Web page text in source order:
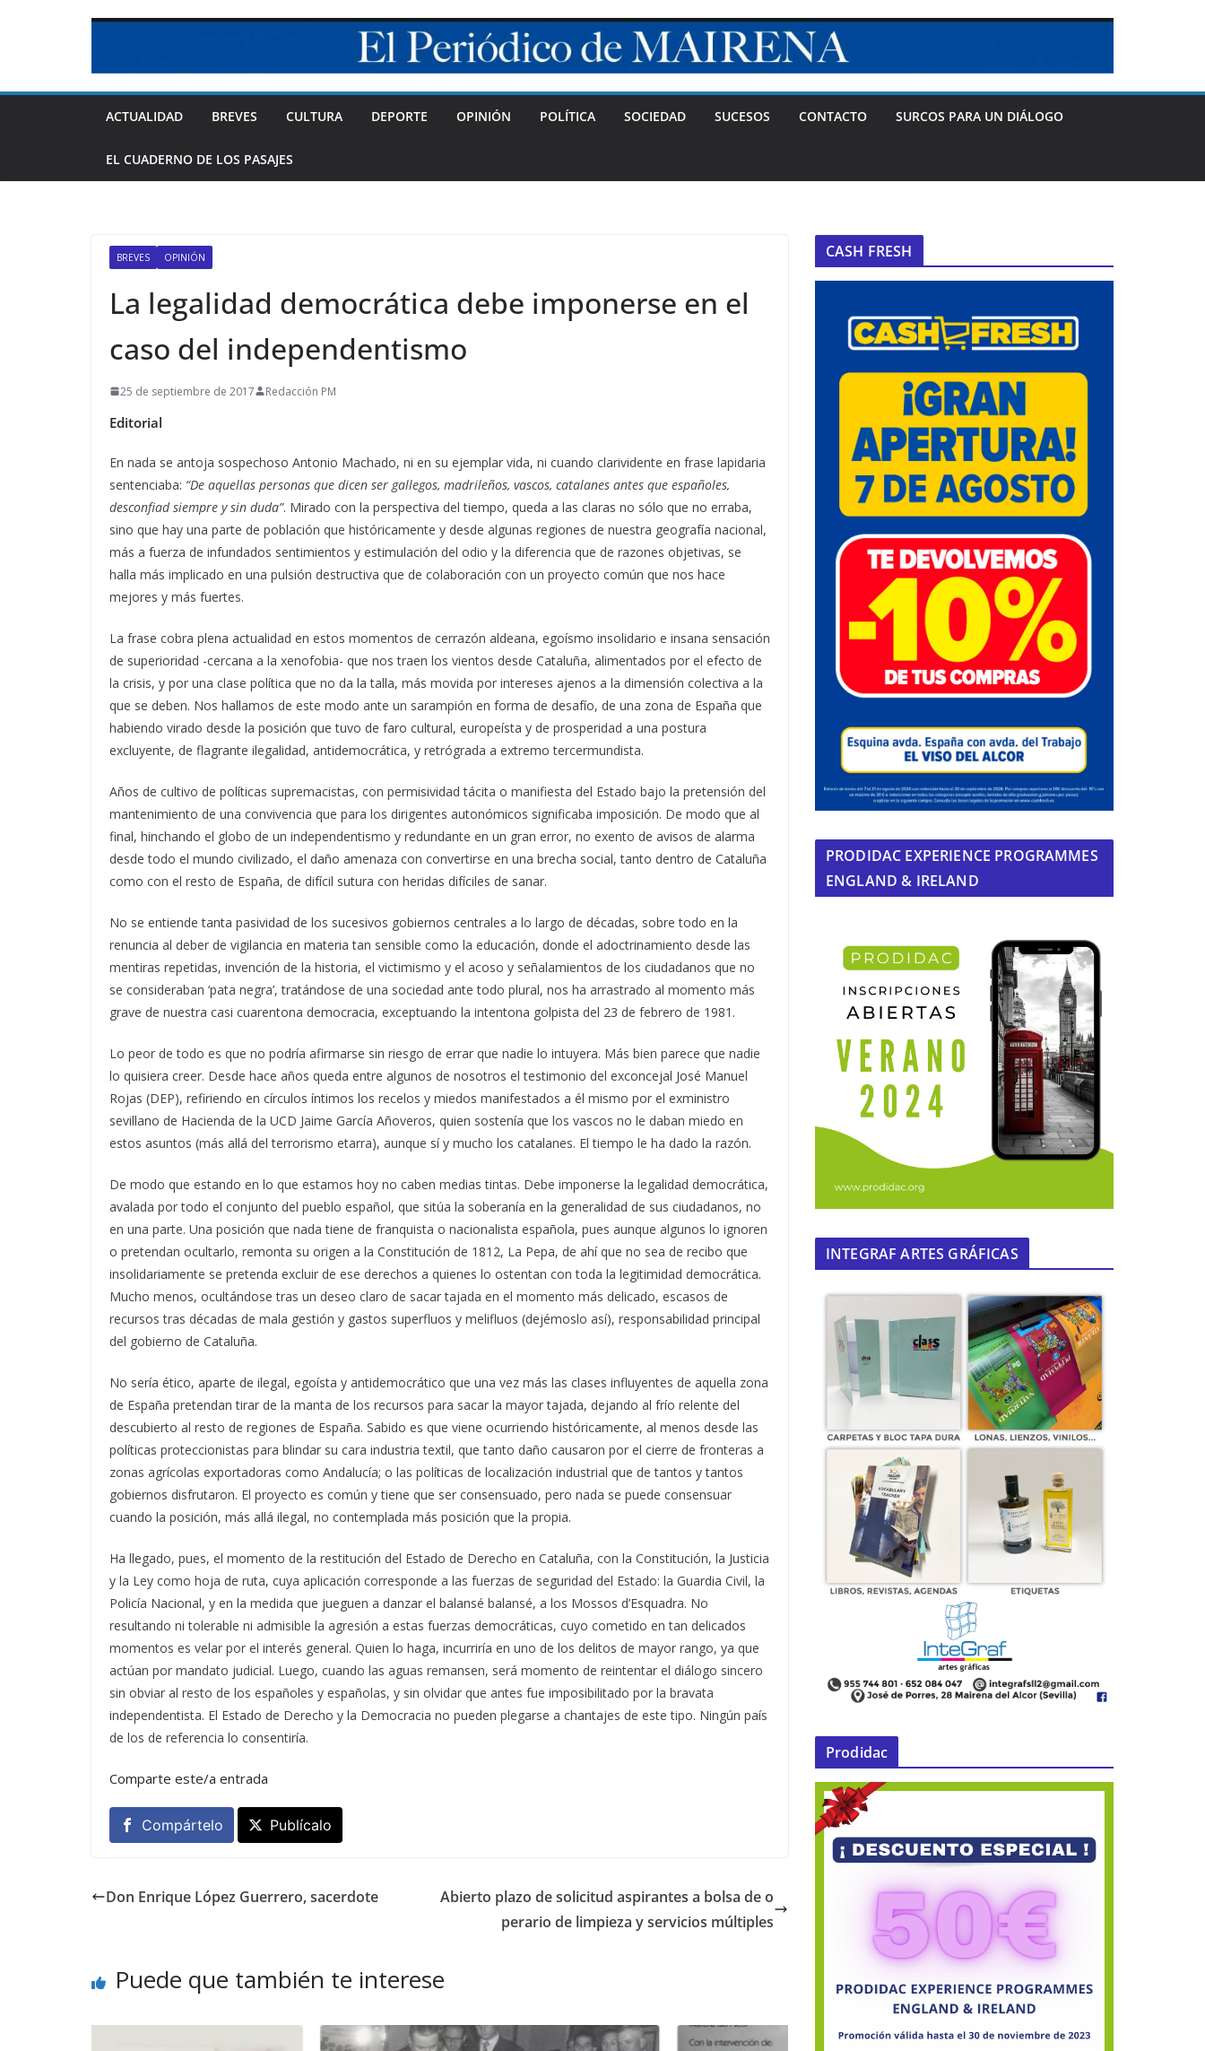
ACTUALIDAD BREVES CULTURA DEPORTE OPINIÓN POLÍTICA SOCIEDAD SUCESOS CONTACTO SURCOS PARA UN DIÁLOGO
EL CUADERNO DE LOS PASAJES
BREVES OPINIÓN
La legalidad democrática debe imponerse en el
caso del independentismo
25 de septiembre de 2017 Redacción PM
Editorial
En nada se antoja sospechoso Antonio Machado, ni en su ejemplar vida, ni cuando clarividente en frase lapidaria
sentenciaba: “De aquellas personas que dicen ser gallegos, madrileños, vascos, catalanes antes que españoles,
desconfiad siempre y sin duda”. Mirado con la perspectiva del tiempo, queda a las claras no sólo que no erraba,
sino que hay una parte de población que históricamente y desde algunas regiones de nuestra geografía nacional,
más a fuerza de infundados sentimientos y estimulación del odio y la diferencia que de razones objetivas, se
halla más implicado en una pulsión destructiva que de colaboración con un proyecto común que nos hace
mejores y más fuertes.
La frase cobra plena actualidad en estos momentos de cerrazón aldeana, egoísmo insolidario e insana sensación
de superioridad -cercana a la xenofobia- que nos traen los vientos desde Cataluña, alimentados por el efecto de
la crisis, y por una clase política que no da la talla, más movida por intereses ajenos a la dimensión colectiva a la
que se deben. Nos hallamos de este modo ante un sarampión en forma de desafío, de una zona de España que
habiendo virado desde la posición que tuvo de faro cultural, europeísta y de prosperidad a una postura
excluyente, de flagrante ilegalidad, antidemocrática, y retrógrada a extremo tercermundista.
Años de cultivo de políticas supremacistas, con permisividad tácita o manifiesta del Estado bajo la pretensión del
mantenimiento de una convivencia que para los dirigentes autonómicos significaba imposición. De modo que al
final, hinchando el globo de un independentismo y redundante en un gran error, no exento de avisos de alarma
desde todo el mundo civilizado, el daño amenaza con convertirse en una brecha social, tanto dentro de Cataluña
como con el resto de España, de difícil sutura con heridas difíciles de sanar.
No se entiende tanta pasividad de los sucesivos gobiernos centrales a lo largo de décadas, sobre todo en la
renuncia al deber de vigilancia en materia tan sensible como la educación, donde el adoctrinamiento desde las
mentiras repetidas, invención de la historia, el victimismo y el acoso y señalamientos de los ciudadanos que no
se consideraban ‘pata negra’, tratándose de una sociedad ante todo plural, nos ha arrastrado al momento más
grave de nuestra casi cuarentona democracia, exceptuando la intentona golpista del 23 de febrero de 1981.
Lo peor de todo es que no podría afirmarse sin riesgo de errar que nadie lo intuyera. Más bien parece que nadie
lo quisiera creer. Desde hace años queda entre algunos de nosotros el testimonio del exconcejal José Manuel
Rojas (DEP), refiriendo en círculos íntimos los recelos y miedos manifestados a él mismo por el exministro
sevillano de Hacienda de la UCD Jaime García Añoveros, quien sostenía que los vascos no le daban miedo en
estos asuntos (más allá del terrorismo etarra), aunque sí y mucho los catalanes. El tiempo le ha dado la razón.
De modo que estando en lo que estamos hoy no caben medias tintas. Debe imponerse la legalidad democrática,
avalada por todo el conjunto del pueblo español, que sitúa la soberanía en la generalidad de sus ciudadanos, no
en una parte. Una posición que nada tiene de franquista o nacionalista española, pues aunque algunos lo ignoren
o pretendan ocultarlo, remonta su origen a la Constitución de 1812, La Pepa, de ahí que no sea de recibo que
insolidariamente se pretenda excluir de ese derechos a quienes lo ostentan con toda la legitimidad democrática.
Mucho menos, ocultándose tras un deseo claro de sacar tajada en el momento más delicado, escasos de
recursos tras décadas de mala gestión y gastos superfluos y melifluos (dejémoslo así), responsabilidad principal
del gobierno de Cataluña.
No sería ético, aparte de ilegal, egoísta y antidemocrático que una vez más las clases influyentes de aquella zona
de España pretendan tirar de la manta de los recursos para sacar la mayor tajada, dejando al frío relente del
descubierto al resto de regiones de España. Sabido es que viene ocurriendo históricamente, al menos desde las
políticas proteccionistas para blindar su cara industria textil, que tanto daño causaron por el cierre de fronteras a
zonas agrícolas exportadoras como Andalucía; o las políticas de localización industrial que de tantos y tantos
gobiernos disfrutaron. El proyecto es común y tiene que ser consensuado, pero nada se puede consensuar
cuando la posición, más allá ilegal, no contemplada más posición que la propia.
Ha llegado, pues, el momento de la restitución del Estado de Derecho en Cataluña, con la Constitución, la Justicia
y la Ley como hoja de ruta, cuya aplicación corresponde a las fuerzas de seguridad del Estado: la Guardia Civil, la
Policía Nacional, y en la medida que jueguen a danzar el balansé balansé, a los Mossos d’Esquadra. No
resultando ni tolerable ni admisible la agresión a estas fuerzas democráticas, cuyo cometido en tan delicados
momentos es velar por el interés general. Quien lo haga, incurriría en uno de los delitos de mayor rango, ya que
actúan por mandato judicial. Luego, cuando las aguas remansen, será momento de reintentar el diálogo sincero
sin obviar al resto de los españoles y españolas, y sin olvidar que antes fue imposibilitado por la bravata
independentista. El Estado de Derecho y la Democracia no pueden plegarse a chantajes de este tipo. Ningún país
de los de referencia lo consentiría.
Comparte este/a entrada
Compártelo Publícalo
Don Enrique López Guerrero, sacerdote
Abierto plazo de solicitud aspirantes a bolsa de o
perario de limpieza y servicios múltiples
Puede que también te interese
CASH FRESH
PRODIDAC EXPERIENCE PROGRAMMES
ENGLAND & IRELAND
INTEGRAF ARTES GRÁFICAS
Prodidac